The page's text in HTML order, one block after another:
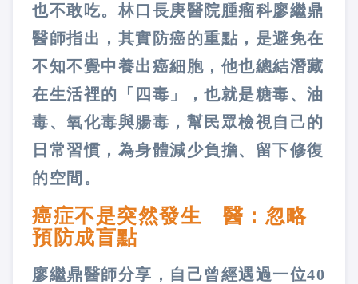
也不敢吃。林口長庚醫院腫瘤科廖繼鼎
醫師指出，其實防癌的重點，是避免在
不知不覺中養出癌細胞，他也總結潛藏
在生活裡的「四毒」，也就是糖毒、油
毒、氧化毒與腸毒，幫民眾檢視自己的
日常習慣，為身體減少負擔、留下修復
的空間。
癌症不是突然發生 醫：忽略
預防成盲點
廖繼鼎醫師分享，自己曾經遇過一位40